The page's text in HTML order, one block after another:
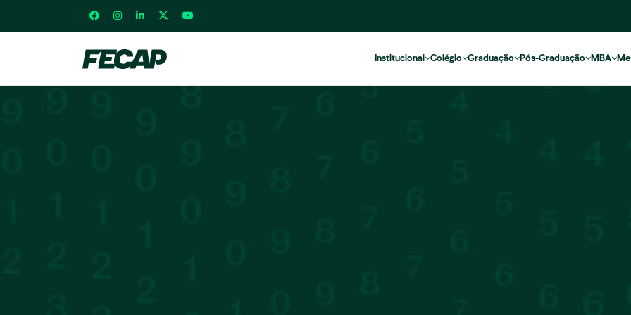
Institucional Colégio Graduação Pós-Graduação MBA